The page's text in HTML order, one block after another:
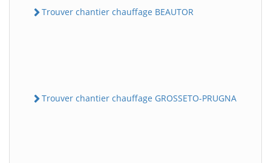
Trouver chantier chauffage BEAUTOR
Trouver chantier chauffage GROSSETO-PRUGNA